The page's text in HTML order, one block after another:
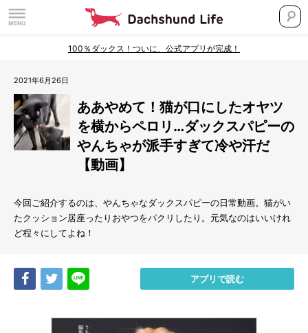
100％ダックス！ついに、公式アプリが完成！
2021年6月26日
ああやめて！猫が口にしたオヤツ
を横からペロリ…ダックスパピーの
やんちゃが派手すぎて冷や汗だ
【動画】
今回ご紹介するのは、やんちゃなダックスパピーの日常動画。猫がい
たクッション居座ったりおやつをパクリしたり。元気なのはいいけれ
ど程々にしてよね！
Share Tweet アプリで読む